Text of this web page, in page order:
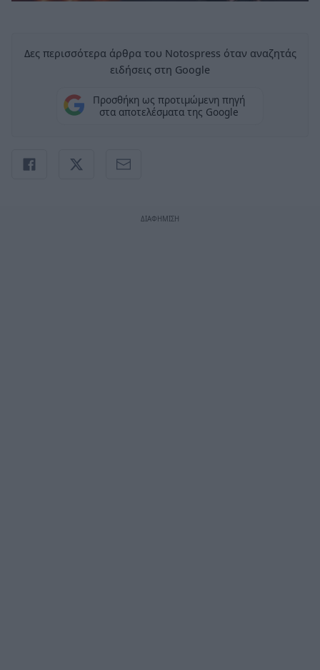
Δες περισσότερα άρθρα του Notospress όταν αναζητάς
ειδήσεις στη Google
Προσθήκη ως προτιμώμενη πηγή
στα αποτελέσματα της Google